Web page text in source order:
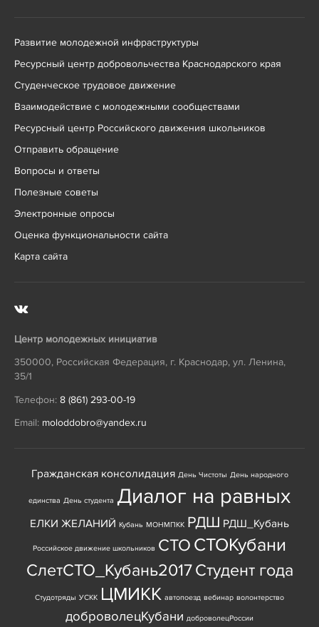
Развитие молодежной инфраструктуры
Ресурсный центр добровольчества Краснодарского края
Студенческое трудовое движение
Взаимодействие с молодежными сообществами
Ресурсный центр Российского движения школьников
Отправить обращение
Вопросы и ответы
Полезные советы
Электронные опросы
Оценка функциональности сайта
Карта сайта
Центр молодежных инициатив
350000, Российская Федерация, г. Краснодар, ул. Ленина,
35/1
Телефон: 8 (861) 293-00-19
Email: moloddobro@yandex.ru
Гражданская консолидация День Чистоты День народного
единства День студента Диалог на равных
ЕЛКИ ЖЕЛАНИЙ Кубань МОНМПКК РДШ РДШ_Кубань
Российское движение школьников СТО СТОКубани
СлетСТО_Кубань2017Студент года
Студотряды УСКК ЦМИКК автопоезд вебинар волонтерство
доброволецКубани доброволецРоссии